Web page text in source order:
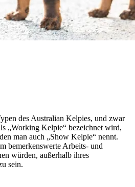
des Australian Kelpies, und zwar
„Working Kelpie“ bezeichnet wird,
man auch „Show Kelpie“ nennt.
bemerkenswerte Arbeits- und
würden, außerhalb ihres
sein.